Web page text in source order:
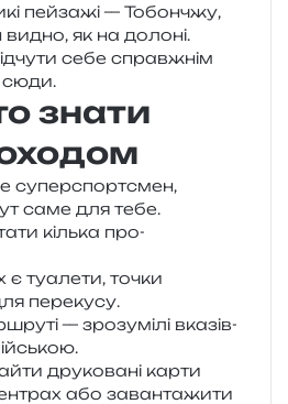
пей­за­жі — Тобончжу,
як на доло­ні.
себе справ­жнім
сюди.
знати
супер­спортс­мен,
саме для тебе.
кіль­ка про­
є туа­ле­ти, точки
перекусу.
— зро­зумі­лі вка­зів­
дру­ко­ва­ні карти
або заван­та­жи­ти